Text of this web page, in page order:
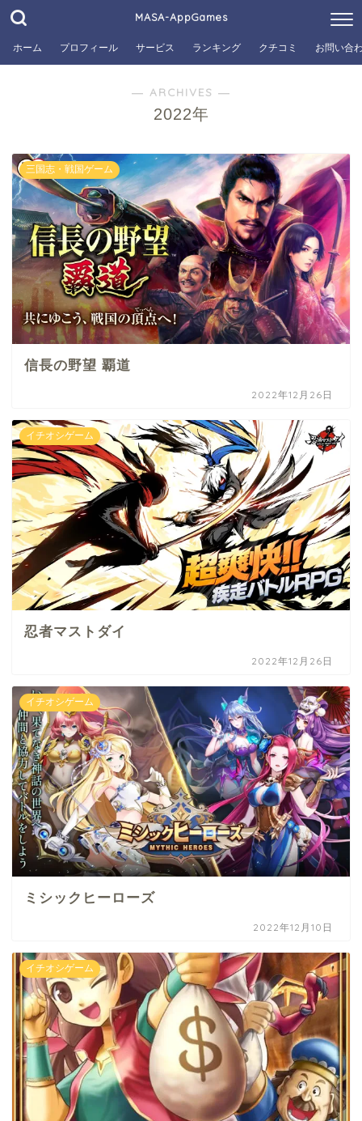
MASA-AppGames
ホーム プロフィール サービス ランキング クチコミ お問い合
― ARCHIVES ―
2022年
三国志・戦国ゲーム
信長の野望 覇道
2022年12月26日
イチオシゲーム
忍者マストダイ
2022年12月26日
イチオシゲーム
ミシックヒーローズ
2022年12月10日
イチオシゲーム